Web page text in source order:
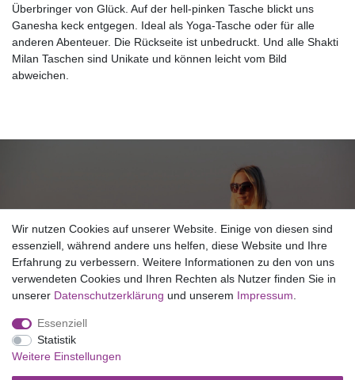
Überbringer von Glück. Auf der hell-pinken Tasche blickt uns
Ganesha keck entgegen. Ideal als Yoga-Tasche oder für alle
anderen Abenteuer. Die Rückseite ist unbedruckt. Und alle Shakti
Milan Taschen sind Unikate und können leicht vom Bild
abweichen.
NEWSLETTER ANMELDUNG
Copyright © 2026 SHAKTI MILAN NEPAL
Widerrufs­recht Widerrufs­formular Impressum Daten­schutz­
Wir nutzen Cookies auf unserer Website. Einige von diesen sind
essenziell, während andere uns helfen, diese Website und Ihre
Erfahrung zu verbessern. Weitere Informationen zu den von uns
verwendeten Cookies und Ihren Rechten als Nutzer finden Sie in
unserer Daten­schutz­erklärung und unserem Impressum
Essenziell
Statistik
Weitere Einstellungen